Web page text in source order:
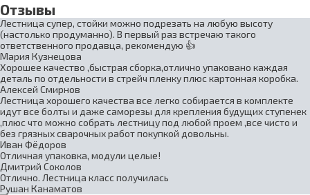
Отзывы
Лестница супер, стойки можно подрезать на любую высоту
(настолько продуманно). В первый раз встречаю такого
ответственного продавца, рекомендую 👍
Мария Кузнецова
Хорошее качество ,быстрая сборка,отлично упаковано каждая
деталь по отдельности в стрейч пленку плюс картонная коробка.
Алексей Смирнов
Лестница хорошего качества все легко собирается в комплекте
идут все болты и даже саморезы для крепления будущих ступенек
,плюс что можно собрать лестницу под любой проем ,все чисто и
без грязных сварочных работ покупкой довольны.
Иван Фёдоров
Отличная упаковка, модули целые!
Дмитрий Соколов
Отлично. Лестница класс получилась
Рушан Канаматов